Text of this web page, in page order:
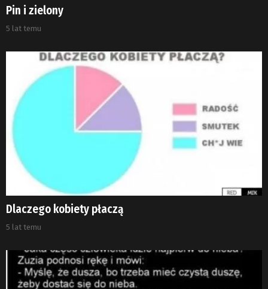
Pin i zielony
5 lat temu
Dlaczego kobiety płaczą
5 lat temu